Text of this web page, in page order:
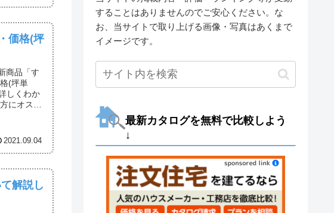
価格(坪
商品「す
(坪単
しくわか
にオスス
2021.09.04
解説し
することはありませんのでご安心ください。な
お、当サイトで取り上げる画像・写真はあくまで
イメージです。
最新カタログを無料で比較しよう
↓